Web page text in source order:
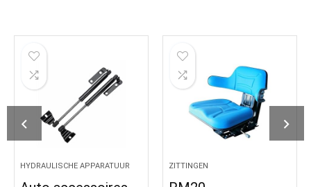
HYDRAULISCHE APPARATUUR ZITTINGEN